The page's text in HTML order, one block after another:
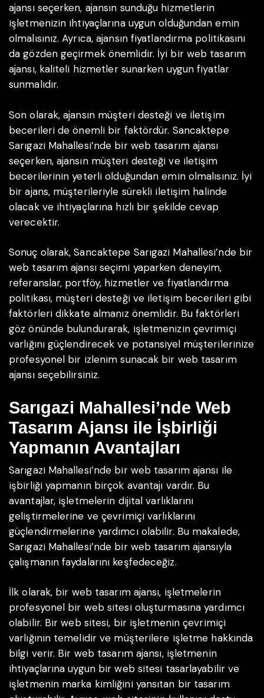
ajansı seçerken, ajansın sunduğu hizmetlerin
işletmenizin ihtiyaçlarına uygun olduğundan emin
olmalısınız. Ayrıca, ajansın fiyatlandırma politikasını
da gözden geçirmek önemlidir. İyi bir web tasarım
ajansı, kaliteli hizmetler sunarken uygun fiyatlar
sunmalıdır.
Son olarak, ajansın müşteri desteği ve iletişim
becerileri de önemli bir faktördür. Sancaktepe
Sarıgazi Mahallesi’nde bir web tasarım ajansı
seçerken, ajansın müşteri desteği ve iletişim
becerilerinin yeterli olduğundan emin olmalısınız. İyi
bir ajans, müşterileriyle sürekli iletişim halinde
olacak ve ihtiyaçlarına hızlı bir şekilde cevap
verecektir.
Sonuç olarak, Sancaktepe Sarıgazi Mahallesi’nde bir
web tasarım ajansı seçimi yaparken deneyim,
referanslar, portföy, hizmetler ve fiyatlandırma
politikası, müşteri desteği ve iletişim becerileri gibi
faktörleri dikkate almanız önemlidir. Bu faktörleri
göz önünde bulundurarak, işletmenizin çevrimiçi
varlığını güçlendirecek ve potansiyel müşterilerinize
profesyonel bir izlenim sunacak bir web tasarım
ajansı seçebilirsiniz.
Sarıgazi Mahallesi’nde Web
Tasarım Ajansı ile İşbirliği
Yapmanın Avantajları
Sarıgazi Mahallesi’nde bir web tasarım ajansı ile
işbirliği yapmanın birçok avantajı vardır. Bu
avantajlar, işletmelerin dijital varlıklarını
geliştirmelerine ve çevrimiçi varlıklarını
güçlendirmelerine yardımcı olabilir. Bu makalede,
Sarıgazi Mahallesi’nde bir web tasarım ajansıyla
çalışmanın faydalarını keşfedeceğiz.
İlk olarak, bir web tasarım ajansı, işletmelerin
profesyonel bir web sitesi oluşturmasına yardımcı
olabilir. Bir web sitesi, bir işletmenin çevrimiçi
varlığının temelidir ve müşterilere işletme hakkında
bilgi verir. Bir web tasarım ajansı, işletmenin
ihtiyaçlarına uygun bir web sitesi tasarlayabilir ve
işletmenin marka kimliğini yansıtan bir tasarım